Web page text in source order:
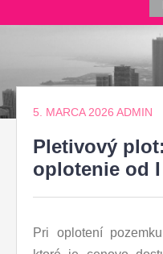
Skip
5. MARCA 2026 ADMIN
Pletivový
oplotenie od
Pri oplotení